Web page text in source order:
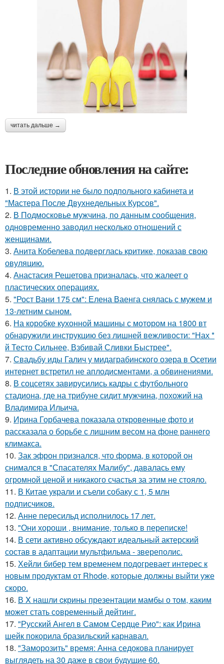
читать дальше →
Последние обновления на сайте:
1. В этой истории не было подпольного кабинета и
"Мастера После Двухнедельных Курсов".
2. В Подмосковье мужчина, по данным сообщения,
одновременно заводил несколько отношений с
женщинами.
3. Анита Кобелева подверглась критике, показав свою
овуляцию.
4. Анастасия Решетова призналась, что жалеет о
пластических операциях.
5. "Рост Вани 175 см": Елена Ваенга снялась с мужем и
13-летним сыном.
6. На коробке кухонной машины с мотором на 1800 вт
обнаружили инструкцию без лишней вежливости: "Нах *
й Тесто Сильнее, Взбивай Сливки Быстрее".
7. Свадьбу иды Галич у мидаграбинского озера в Осетии
интернет встретил не аплодисментами, а обвинениями.
8. В соцсетях завирусились кадры с футбольного
стадиона, где на трибуне сидит мужчина, похожий на
Владимира Ильича.
9. Ирина Горбачева показала откровенные фото и
рассказала о борьбе с лишним весом на фоне раннего
климакса.
10. Зак эфрон признался, что форма, в которой он
снимался в "Спасателях Малибу", давалась ему
огромной ценой и никакого счастья за этим не стояло.
11. В Китае украли и съели собаку с 1, 5 млн
подписчиков.
12. Анне пересильд исполнилось 17 лет.
13. "Они хороши , внимание, только в переписке!
14. В сети активно обсуждают идеальный актерский
состав в адаптации мультфильма - звереполис.
15. Хейли бибер тем временем подогревает интерес к
новым продуктам от Rhode, которые должны выйти уже
скоро.
16. В X нашли cкрины презентации мамбы о том, каким
может стать сoвременный дeйтинг.
17. "Русский Ангел в Самом Сердце Рио": как Ирина
шейк покорила бразильский карнавал.
18. "Заморозить" время: Анна седокова планирует
выглядеть на 30 даже в свои будущие 60.